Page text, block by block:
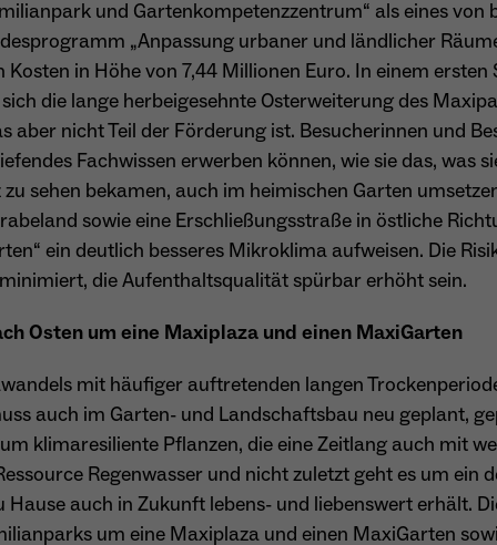
Name cookie_optin
Anbieter Sgalinski
Laufzeit 1 Monat
Zweck
Speichert den Zustimmungsstatus des Benutzers
für Cookies auf der aktuellen Domäne.
Name _pk_ref.*
Anbieter Matomo
Laufzeit 6 Monate
Zweck Speichert die Herkunft des Besuchers.
Name MATOMO_SESSID
Zweck
Temporäre Session-ID, ohne personenbezogene
Name _ga
und Gartenkompetenzzentrum“ als eines von
„Anpassung urbaner und ländlicher
in Höhe von 7,44 Millionen Euro. In einem
die lange herbeigesehnte Osterweiterung des
aber nicht Teil der Förderung ist. Besucherinnen und
Fachwissen erwerben können, wie sie das, was
sehen bekamen, auch im heimischen Garten
sowie eine Erschließungsstraße in östliche
ein deutlich besseres Mikroklima aufweisen. Die
die Aufenthaltsqualität spürbar erhöht sein.
Osten um eine Maxiplaza und einen MaxiGarten
mit häufiger auftretenden langen
auch im Garten- und Landschaftsbau neu geplant,
klimaresiliente Pflanzen, die eine Zeitlang auch mit
Regenwasser und nicht zuletzt geht es um ein
auch in Zukunft lebens- und liebenswert erhält.
um eine Maxiplaza und einen MaxiGarten